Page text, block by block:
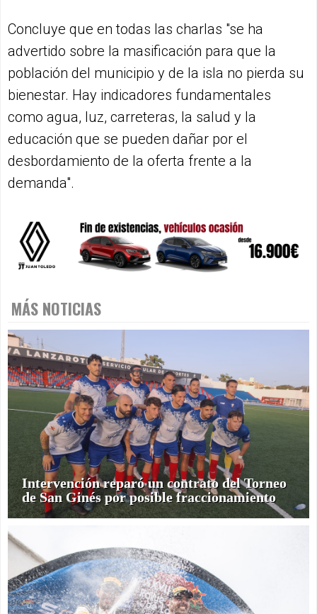
Concluye que en todas las charlas "se ha
advertido sobre la masificación para que la
población del municipio y de la isla no pierda su
bienestar. Hay indicadores fundamentales
como agua, luz, carreteras, la salud y la
educación que se pueden dañar por el
desbordamiento de la oferta frente a la
demanda".
MÁS NOTICIAS
Intervención reparó un contrato del Torneo
de San Ginés por posible fraccionamiento